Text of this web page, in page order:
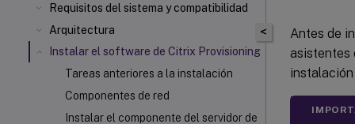
Requisitos del sistema y compatibilidad
Arquitectura
Instalar el software de Citrix Provisioning
Tareas anteriores a la instalación
Componentes de red
Instalar el componente del servidor de
<
Antes de
asistentes